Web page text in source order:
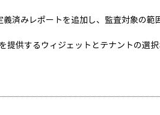
済みレポートを追加し、監査対象の範
供するウィジェットとテナントの選択